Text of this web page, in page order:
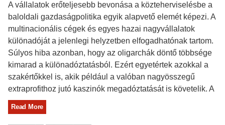
A vállalatok erőteljesebb bevonása a közteherviselésbe a
baloldali gazdaságpolitika egyik alapvető elemét képezi. A
multinacionális cégek és egyes hazai nagyvállalatok
különadóját a jelenlegi helyzetben elfogadhatónak tartom.
Súlyos hiba azonban, hogy az oligarchák döntő többsége
kimarad a különadóztatásból. Ezért egyetértek azokkal a
szakértőkkel is, akik például a valóban nagyösszegű
extraprofithoz jutó kaszinók megadóztatását is követelik. A
Read More